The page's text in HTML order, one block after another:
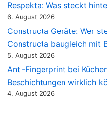
Respekta: Was steckt
6. August 2026
Constructa Geräte: Wer
Constructa baugleich mit
5. August 2026
Anti-Fingerprint bei
Beschichtungen wirklich
4. August 2026